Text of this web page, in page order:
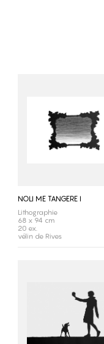
NOLI ME TANGERE I
Lithographie
68 x 94 cm
20 ex.
vélin de Rives